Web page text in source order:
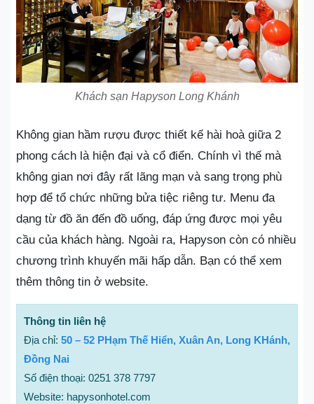
Khách sạn Hapyson Long Khánh
Không gian hầm rượu được thiết kế hài hoà giữa 2
phong cách là hiện đại và cổ điển. Chính vì thế mà
không gian nơi đây rất lãng mạn và sang trọng phù
hợp để tổ chức những bửa tiệc riêng tư. Menu đa
dạng từ đồ ăn đến đồ uống, đáp ứng được mọi yêu
cầu của khách hàng. Ngoài ra, Hapyson còn có nhiều
chương trình khuyến mãi hấp dẫn. Bạn có thể xem
thêm thông tin ở website.
Thông tin liên hệ
Địa chỉ: 50 – 52 PHạm Thế Hiển, Xuân An, Long KHánh,
Đồng Nai
Số điện thoại: 0251 378 7797
Website: hapysonhotel.com